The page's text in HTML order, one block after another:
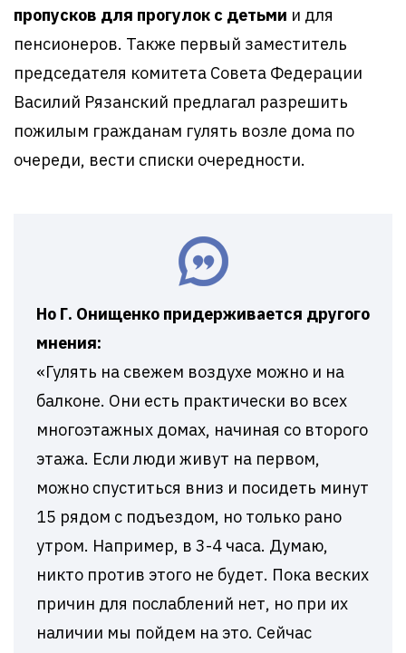
пропусков для прогулок с детьми и для
пенсионеров. Также первый заместитель
председателя комитета Совета Федерации
Василий Рязанский предлагал разрешить
пожилым гражданам гулять возле дома по
очереди, вести списки очередности.
Но Г. Онищенко придерживается другого
мнения:
«Гулять на свежем воздухе можно и на
балконе. Они есть практически во всех
многоэтажных домах, начиная со второго
этажа. Если люди живут на первом,
можно спуститься вниз и посидеть минут
15 рядом с подъездом, но только рано
утром. Например, в 3-4 часа. Думаю,
никто против этого не будет. Пока веских
причин для послаблений нет, но при их
наличии мы пойдем на это. Сейчас